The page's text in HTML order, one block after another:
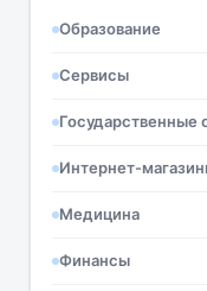
Образование
Сервисы
Государственные
Интернет-
Медицина
Финансы